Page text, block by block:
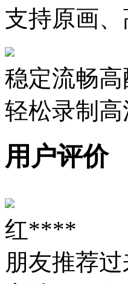
支持原画
稳定流畅高
轻松录制
用户评价
红****
朋友推荐